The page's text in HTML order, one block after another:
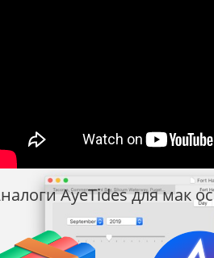
AyeTides для мак ос